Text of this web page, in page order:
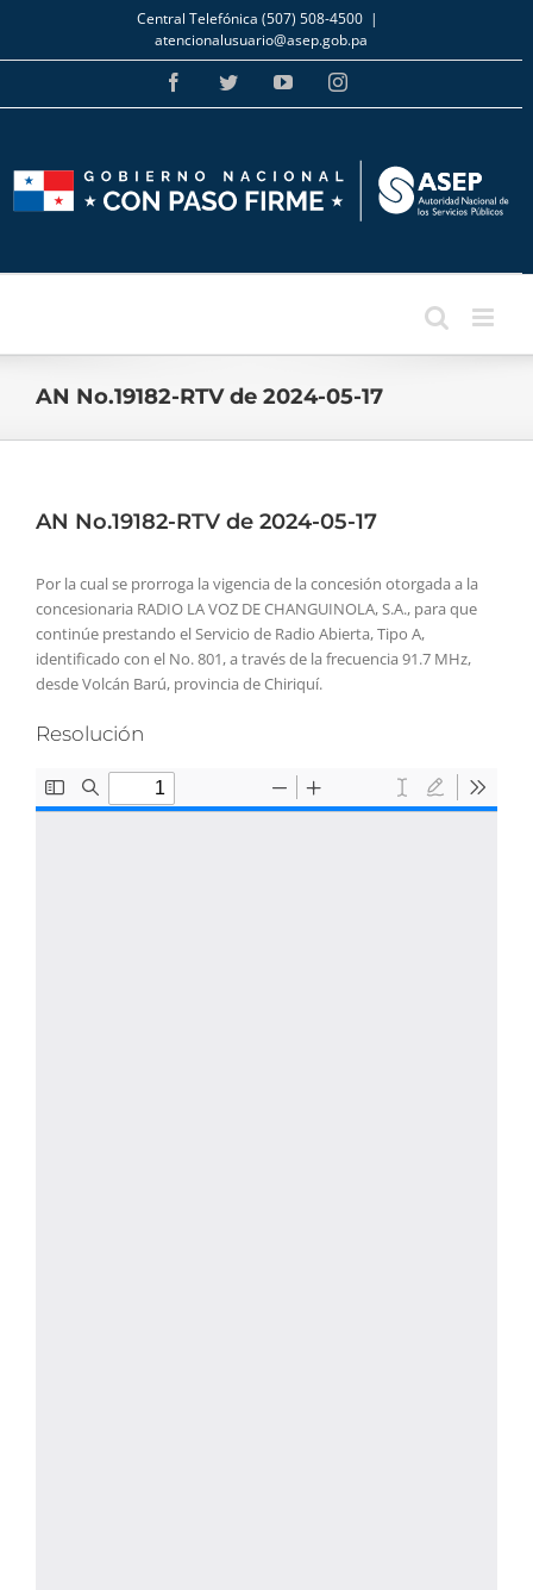
Skip
to
content
Central Telefónica (507) 508-4500 |
atencionalusuario@asep.gob.pa
FacebookTwitterYouTubeInstagram
AN No.19182-RTV de 2024-05-17
AN No.19182-RTV de 2024-05-17
Por la cual se prorroga la vigencia de la concesión otorgada a la
concesionaria RADIO LA VOZ DE CHANGUINOLA, S.A., para que
continúe prestando el Servicio de Radio Abierta, Tipo A,
identificado con el No. 801, a través de la frecuencia 91.7 MHz,
desde Volcán Barú, provincia de Chiriquí.
Resolución